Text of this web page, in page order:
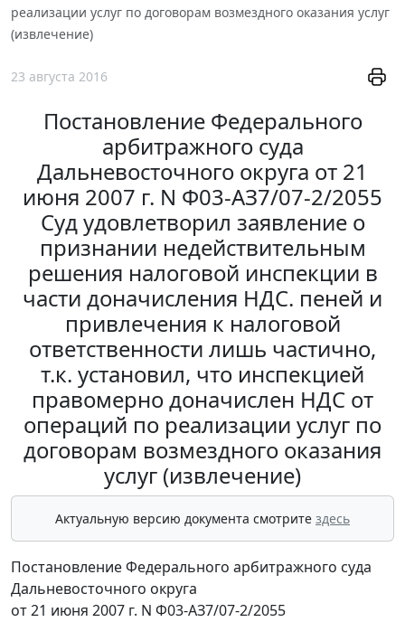
реализации услуг по договорам возмездного оказания услуг
(извлечение)
23 августа 2016
Постановление Федерального
арбитражного суда
Дальневосточного округа от 21
июня 2007 г. N Ф03-АЗ7/07-2/2055
Суд удовлетворил заявление о
признании недействительным
решения налоговой инспекции в
части доначисления НДС. пеней и
привлечения к налоговой
ответственности лишь частично,
т.к. установил, что инспекцией
правомерно доначислен НДС от
операций по реализации услуг по
договорам возмездного оказания
услуг (извлечение)
Актуальную версию документа смотрите здесь
Постановление Федерального арбитражного суда
Дальневосточного округа
от 21 июня 2007 г. N Ф03-АЗ7/07-2/2055